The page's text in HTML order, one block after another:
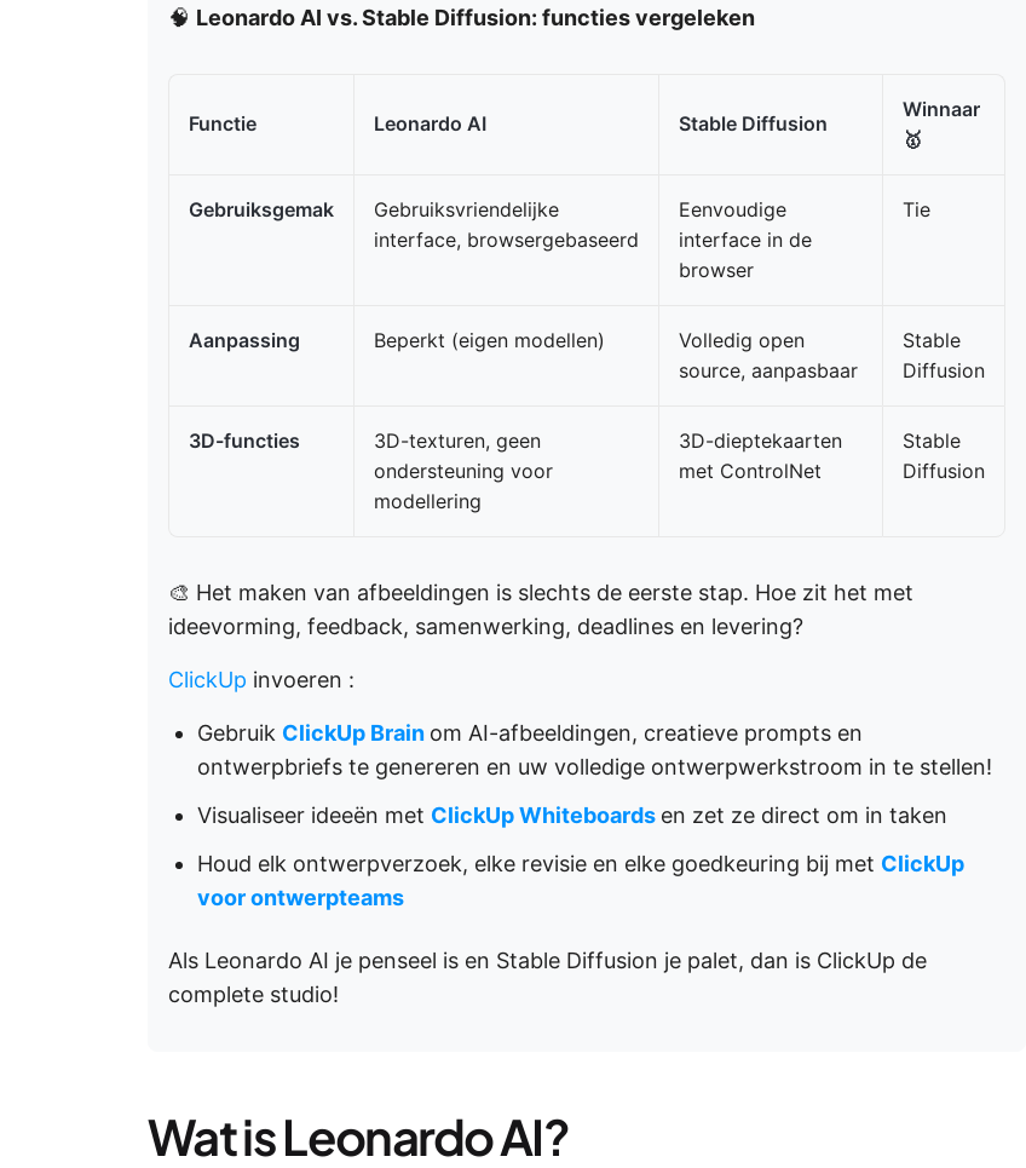
🧠 Leonardo AI vs. Stable Diffusion: functies vergeleken
Functie Leonardo AI Stable Diffusion
Winnaar
🥇
Gebruiksgemak
Gebruiksvriendelijke
interface, browsergebaseerd
Eenvoudige
interface in de
browser
Tie
Aanpassing Beperkt (eigen modellen)
Volledig open
source, aanpasbaar
Stable
Diffusion
3D-functies
3D-texturen, geen
ondersteuning voor
modellering
3D-dieptekaarten
met ControlNet
Stable
Diffusion
🎨 Het maken van afbeeldingen is slechts de eerste stap. Hoe zit het met
ideevorming, feedback, samenwerking, deadlines en levering?
ClickUp invoeren :
Gebruik ClickUp Brain om AI-afbeeldingen, creatieve prompts en
ontwerpbriefs te genereren en uw volledige ontwerpwerkstroom in te stellen!
Visualiseer ideeën met ClickUp Whiteboards en zet ze direct om in taken
Houd elk ontwerpverzoek, elke revisie en elke goedkeuring bij met ClickUp
voor ontwerpteams
Als Leonardo AI je penseel is en Stable Diffusion je palet, dan is ClickUp de
complete studio!
Wat is Leonardo AI?